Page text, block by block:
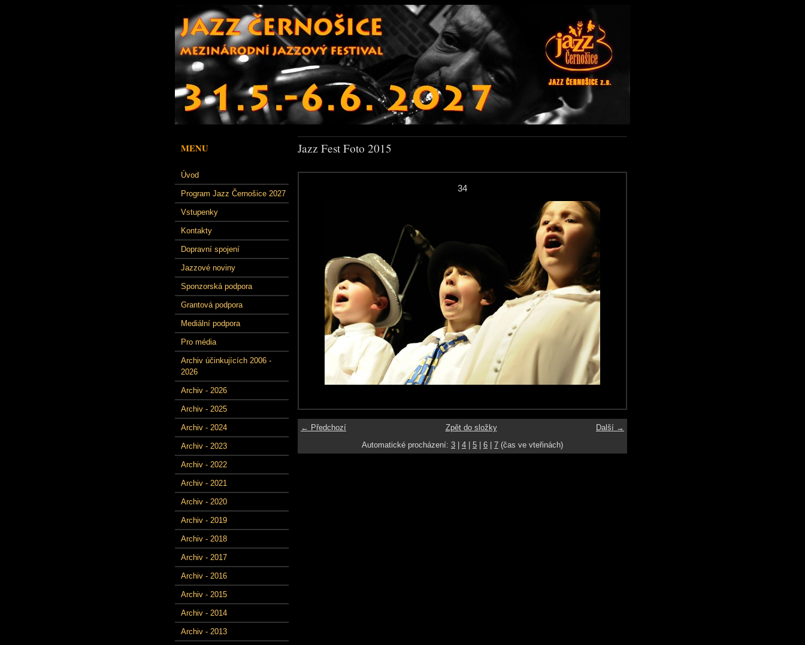
MENU
Úvod
Program Jazz Černošice 2027
Vstupenky
Kontakty
Dopravní spojení
Jazzové noviny
Sponzorská podpora
Grantová podpora
Mediální podpora
Pro média
Archiv účinkujících 2006 -
2026
Archiv - 2026
Archiv - 2025
Archiv - 2024
Archiv - 2023
Archiv - 2022
Archiv - 2021
Archiv - 2020
Archiv - 2019
Archiv - 2018
Archiv - 2017
Archiv - 2016
Archiv - 2015
Archiv - 2014
Archiv - 2013
Jazz Fest Foto 2015
34
← Předchozí Další →
Zpět do složky
Automatické procházení: 3 4 5 6 7 (čas ve vteřinách)